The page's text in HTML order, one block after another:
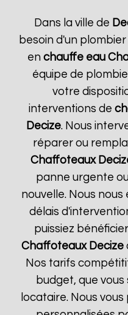
Dans la ville de
besoin d'un
enchauffe eau
équipe de
votre
interventions de
Decize. Nous
réparer ou
Chaffoteaux
panne urgente
nouvelle. Nous
délais
puissiez
Chaffoteaux Decize
Nos tarifs
budget, que
locataire. Nous